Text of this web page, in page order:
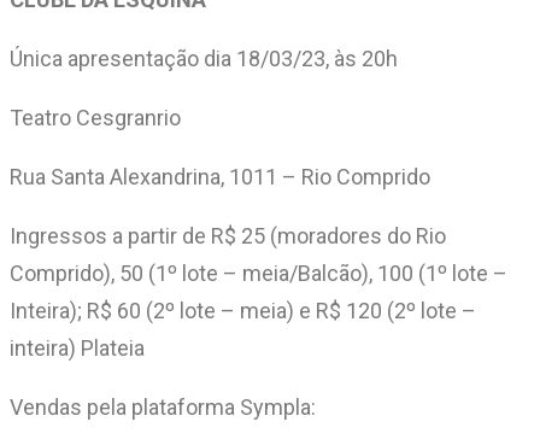
Única apresentação dia 18/03/23, às 20h
Teatro Cesgranrio
Rua Santa Alexandrina, 1011 – Rio Comprido
Ingressos a partir de R$ 25 (moradores do Rio
Comprido), 50 (1º lote – meia/Balcão), 100 (1º lote –
Inteira); R$ 60 (2º lote – meia) e R$ 120 (2º lote –
inteira) Plateia
Vendas pela plataforma Sympla: